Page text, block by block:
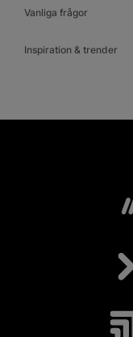
Vanliga frågor
Inspiration & trender